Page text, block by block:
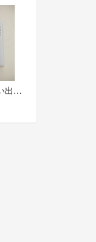
試着室で思い出したら、本気の恋だと思う。